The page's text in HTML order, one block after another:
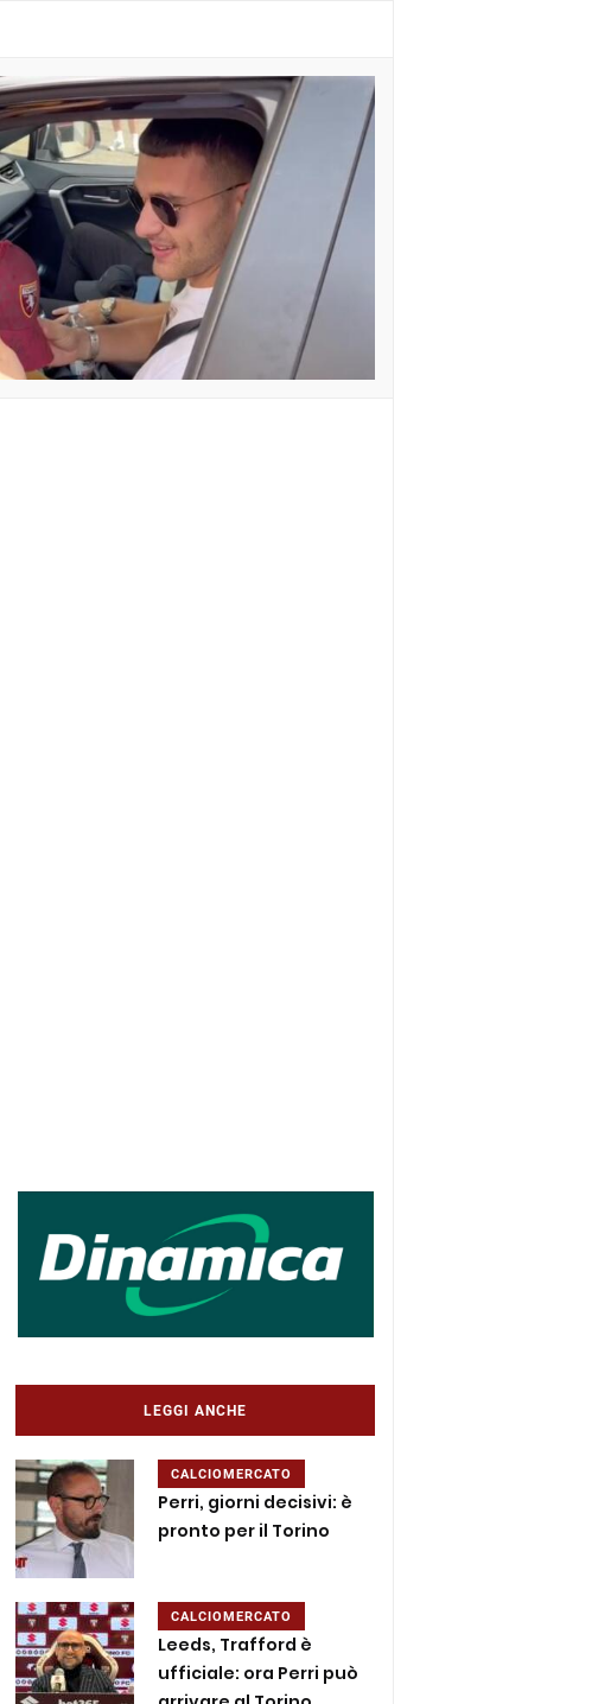
LEGGI ANCHE
CALCIOMERCATO
Perri, giorni decisivi: è
pronto per il Torino
CALCIOMERCATO
Leeds, Trafford è
ufficiale: ora Perri può